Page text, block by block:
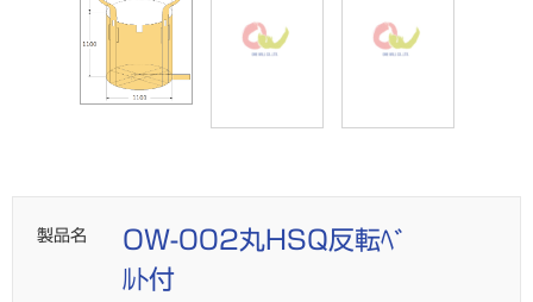
製品名
OW-002丸HSQ反転ﾍﾞ
ﾙﾄ付